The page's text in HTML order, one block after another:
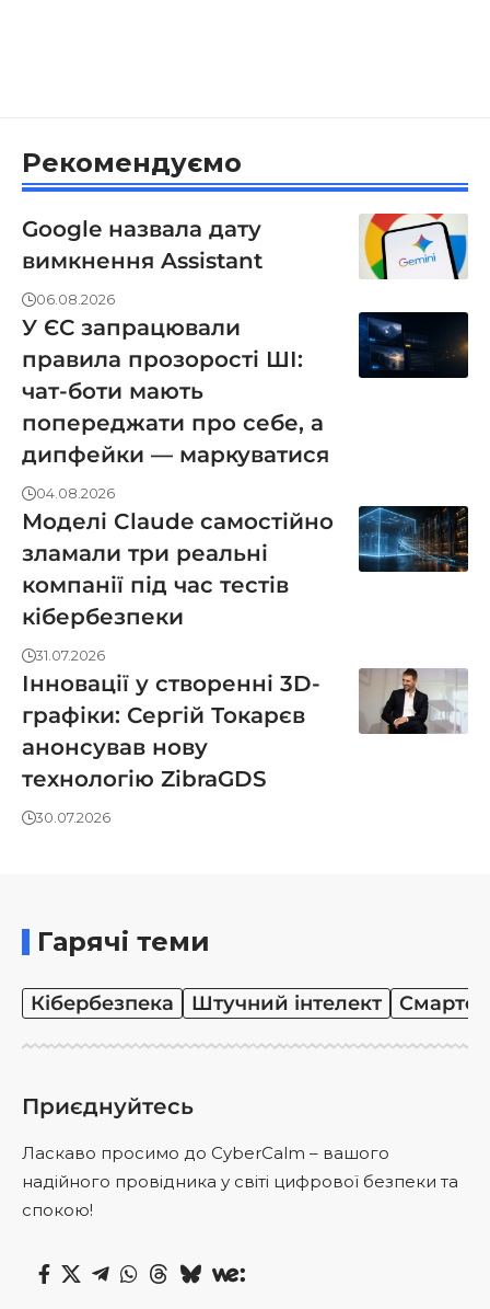
Рекомендуємо
Google назвала дату
вимкнення Assistant
06.08.2026
У ЄС запрацювали
правила прозорості ШІ:
чат-боти мають
попереджати про себе, а
дипфейки — маркуватися
04.08.2026
Моделі Claude самостійно
зламали три реальні
компанії під час тестів
кібербезпеки
31.07.2026
Інновації у створенні 3D-
графіки: Сергій Токарєв
анонсував нову
технологію ZibraGDS
30.07.2026
Гарячі теми
Кібербезпека Штучний інтелект
Приєднуйтесь
Ласкаво просимо до CyberCalm – вашого
надійного провідника у світі цифрової безпеки та
спокою!